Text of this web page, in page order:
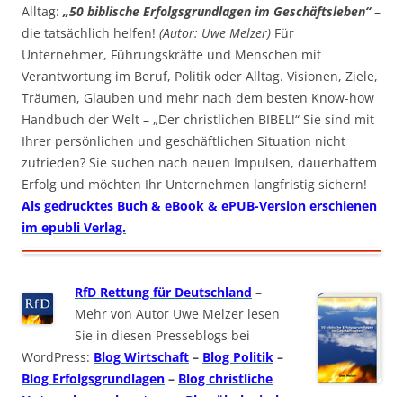
Alltag: „50 biblische Erfolgsgrundlagen im Geschäftsleben“–
die tatsächlich helfen! (Autor: Uwe Melzer) Für
Unternehmer, Führungskräfte und Menschen mit
Verantwortung im Beruf, Politik oder Alltag. Visionen, Ziele,
Träumen, Glauben und mehr nach dem besten Know-how
Handbuch der Welt – „Der christlichen BIBEL!“ Sie sind mit
Ihrer persönlichen und geschäftlichen Situation nicht
zufrieden? Sie suchen nach neuen Impulsen, dauerhaftem
Erfolg und möchten Ihr Unternehmen langfristig sichern!
Als gedrucktes Buch & eBook & ePUB-Version erschienen
im epubli Verlag.
RfD Rettung für Deutschland –
Mehr von Autor Uwe Melzer lesen
Sie in diesen Presseblogs bei
WordPress: Blog Wirtschaft – Blog Politik –
Blog Erfolgsgrundlagen – Blog christliche